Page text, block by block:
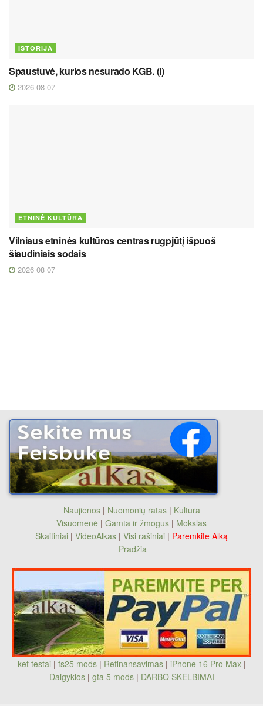
ISTORIJA
Spaustuvė, kurios nesurado KGB. (I)
2026 08 07
ETNINĖ KULTŪRA
Vilniaus etninės kultūros centras rugpjūtį išpuoš
šiaudiniais sodais
2026 08 07
Naujienos| Nuomonių ratas| Kultūra
Visuomenė | Gamta ir žmogus | Mokslas
Skaitiniai | VideoAlkas | Visi rašiniai | Paremkite Alką
Pradžia
ket testai | fs25 mods| Refinansavimas| iPhone 16 Pro Max|
Daigyklos| gta 5 mods | DARBO SKELBIMAI